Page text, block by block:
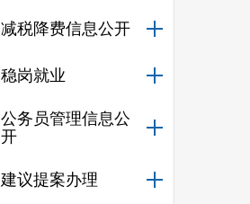
减税降费信息公开
稳岗就业
公务员管理信息公
开
建议提案办理